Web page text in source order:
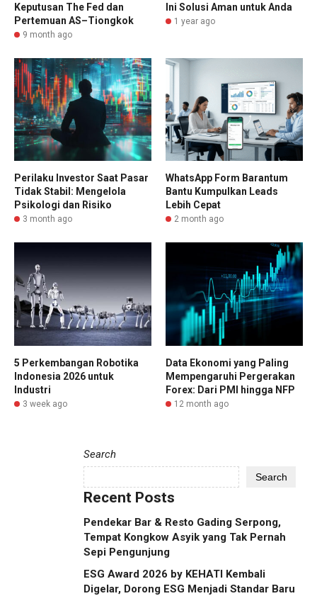
Keputusan The Fed dan
Pertemuan AS–Tiongkok
9 month ago
Ini Solusi Aman untuk Anda
1 year ago
Perilaku Investor Saat Pasar
Tidak Stabil: Mengelola
Psikologi dan Risiko
3 month ago
WhatsApp Form Barantum
Bantu Kumpulkan Leads
Lebih Cepat
2 month ago
5 Perkembangan Robotika
Indonesia 2026 untuk
Industri
3 week ago
Data Ekonomi yang Paling
Mempengaruhi Pergerakan
Forex: Dari PMI hingga NFP
12 month ago
Search
Search
Recent Posts
Pendekar Bar & Resto Gading Serpong,
Tempat Kongkow Asyik yang Tak Pernah
Sepi Pengunjung
ESG Award 2026 by KEHATI Kembali
Digelar, Dorong ESG Menjadi Standar Baru